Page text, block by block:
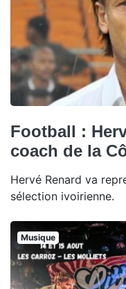
Football :
coach de la
Hervé Renard va
sélection ivoirienne.
Musique